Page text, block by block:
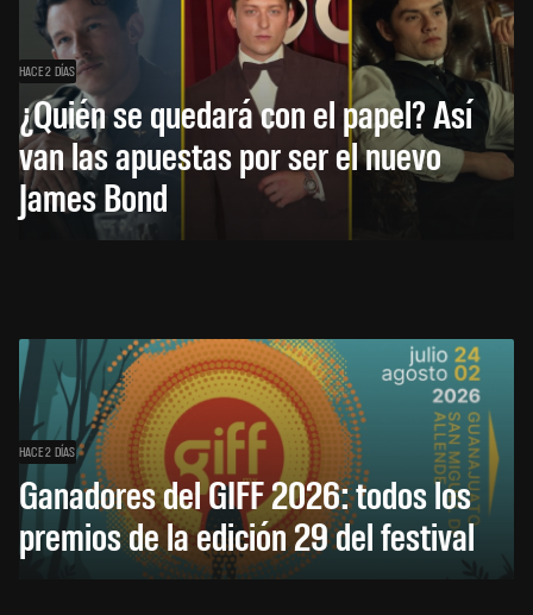
HACE 2 DÍAS
¿Quién se quedará con el papel? Así
van las apuestas por ser el nuevo
James Bond
HACE 2 DÍAS
Ganadores del GIFF 2026: todos los
premios de la edición 29 del festival